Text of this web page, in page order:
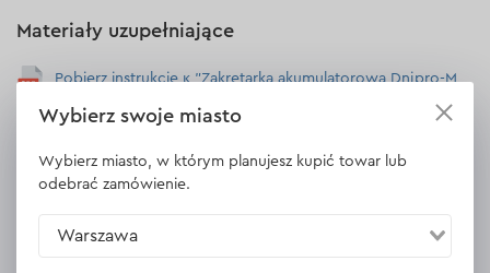
Materiały uzupełniające
Pobierz instrukcję к "Zakrętarka akumulatorowa Dnipro-M
DTD-200 BC ULTRA (bez akumulatora i ładowarki)"
Pobierz instrukcję к "Ładowarka Dnipro-M FC-230"
Wybierz swoje miasto
Wybierz miasto, w którym planujesz kupić towar lub
odebrać zamówienie.
Warszawa